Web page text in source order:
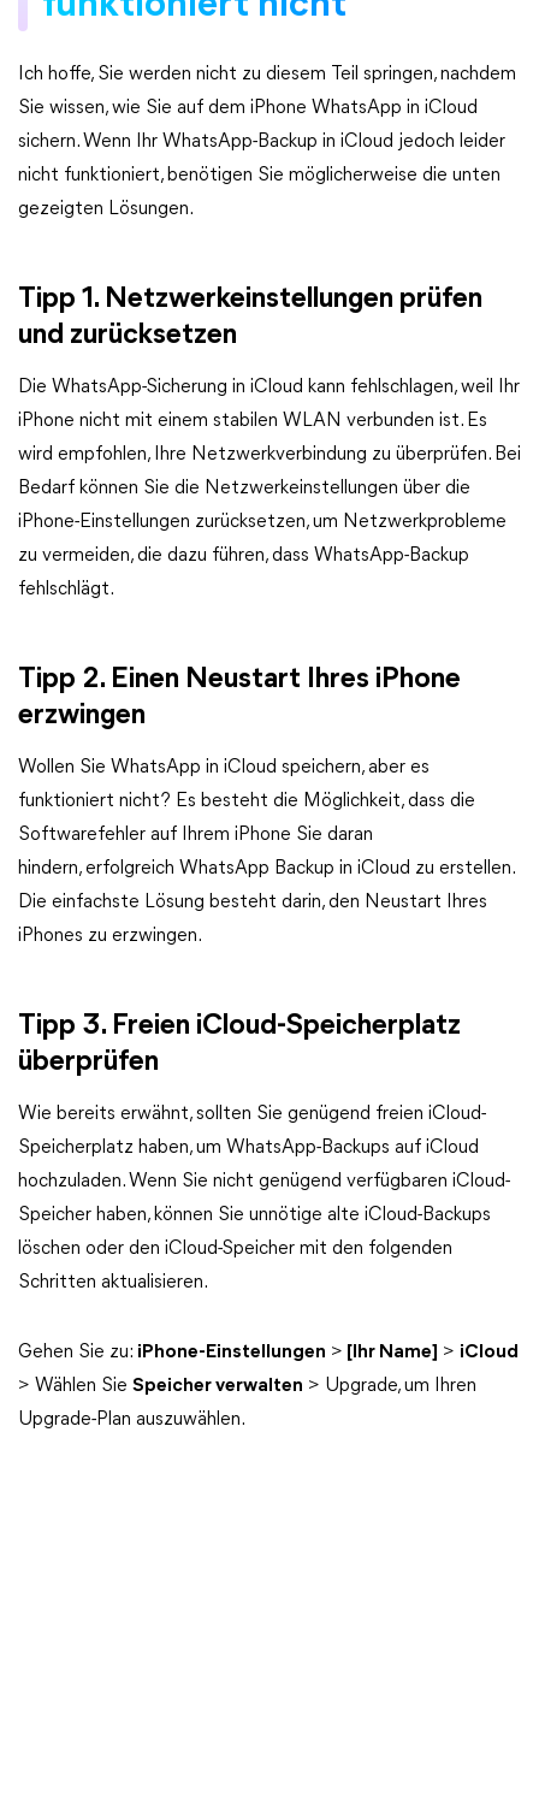
Ich hoffe, Sie werden nicht zu diesem Teil springen, nachdem
Sie wissen, wie Sie auf dem iPhone WhatsApp in iCloud
sichern. Wenn Ihr WhatsApp-Backup in iCloud jedoch leider
nicht funktioniert, benötigen Sie möglicherweise die unten
gezeigten Lösungen.
Tipp 1. Netzwerkeinstellungen prüfen
und zurücksetzen
Die WhatsApp-Sicherung in iCloud kann fehlschlagen, weil Ihr
iPhone nicht mit einem stabilen WLAN verbunden ist. Es
wird empfohlen, Ihre Netzwerkverbindung zu überprüfen. Bei
Bedarf können Sie die Netzwerkeinstellungen über die
iPhone-Einstellungen zurücksetzen, um Netzwerkprobleme
zu vermeiden, die dazu führen, dass WhatsApp-Backup
fehlschlägt.
Tipp 2. Einen Neustart Ihres iPhone
erzwingen
Wollen Sie WhatsApp in iCloud speichern, aber es
funktioniert nicht? Es besteht die Möglichkeit, dass die
Softwarefehler auf Ihrem iPhone Sie daran
hindern, erfolgreich WhatsApp Backup in iCloud zu erstellen.
Die einfachste Lösung besteht darin, den Neustart Ihres
iPhones zu erzwingen.
Tipp 3. Freien iCloud-Speicherplatz
überprüfen
Wie bereits erwähnt, sollten Sie genügend freien iCloud-
Speicherplatz haben, um WhatsApp-Backups auf iCloud
hochzuladen. Wenn Sie nicht genügend verfügbaren iCloud-
Speicher haben, können Sie unnötige alte iCloud-Backups
löschen oder den iCloud-Speicher mit den folgenden
Schritten aktualisieren.
Gehen Sie zu: iPhone-Einstellungen > [Ihr Name] > iCloud
> Wählen Sie Speicher verwalten > Upgrade, um Ihren
Upgrade-Plan auszuwählen.